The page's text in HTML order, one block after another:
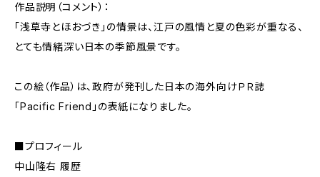
作品説明（コメント）：
「浅草寺とほおづき」の情景は、江戸の風情と夏の色彩が重なる、
とても情緒深い日本の季節風景です。
この絵（作品）は、政府が発刊した日本の海外向けＰＲ誌
「Pacific Friend」の表紙になりました。
■プロフィール
中山隆右 履歴